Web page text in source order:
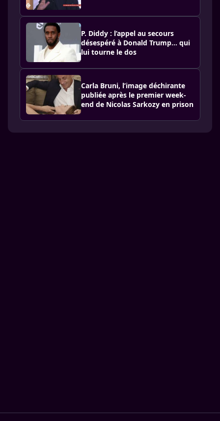
P. Diddy : l’appel au secours
désespéré à Donald Trump… qui
lui tourne le dos
Carla Bruni, l’image déchirante
publiée après le premier week-
end de Nicolas Sarkozy en prison